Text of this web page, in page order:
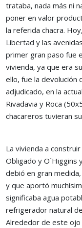
trataba, nada más ni
poner en valor
la referida chacra.
Libertad y las
primer gran paso fue
vivienda, ya que era
ello, fue la
adjudicado, en la
Rivadavia y Roca
chacareros tuvieran
La vivienda a
Obligado y O´Higgins
debió en gran
y que aportó
significaba agua
refrigerador natural
Alrededor de este ojo